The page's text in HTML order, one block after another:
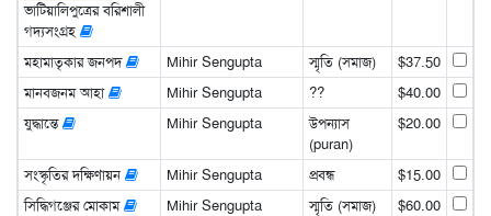
ভাটিয়ালিপুত্রের বরিশালী
গদ্যসংগ্রহ
মহামাতৃকার জনপদ Mihir Sengupta স্মৃতি (সমাজ)
$37.50
মানবজনম আহা
Mihir Sengupta ??
$40.00
যুদ্ধান্তে
Mihir Sengupta
উপন্যাস
(puran)
$20.00
সংস্কৃতির দক্ষিণায়ন Mihir Sengupta প্রবন্ধ
$15.00
সিদ্ধিগঞ্জের মোকাম
Mihir Sengupta স্মৃতি (সমাজ)
$60.00